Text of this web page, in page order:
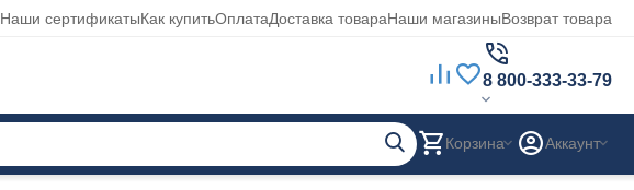
Наши сертификатыКак купитьОплатаДоставка товараНаши магазиныВозврат товара
8 800-333-33-79
Корзина Аккаунт